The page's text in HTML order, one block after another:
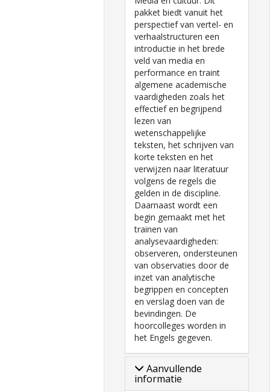
pakket biedt vanuit het
perspectief van vertel- en
verhaalstructuren een
introductie in het brede
veld van media en
performance en traint
algemene academische
vaardigheden zoals het
effectief en begrijpend
lezen van
wetenschappelijke
teksten, het schrijven van
korte teksten en het
verwijzen naar literatuur
volgens de regels die
gelden in de discipline.
Daarnaast wordt een
begin gemaakt met het
trainen van
analysevaardigheden:
observeren, ondersteunen
van observaties door de
inzet van analytische
begrippen en concepten
en verslag doen van de
bevindingen. De
hoorcolleges worden in
het Engels gegeven.
Aanvullende
informatie